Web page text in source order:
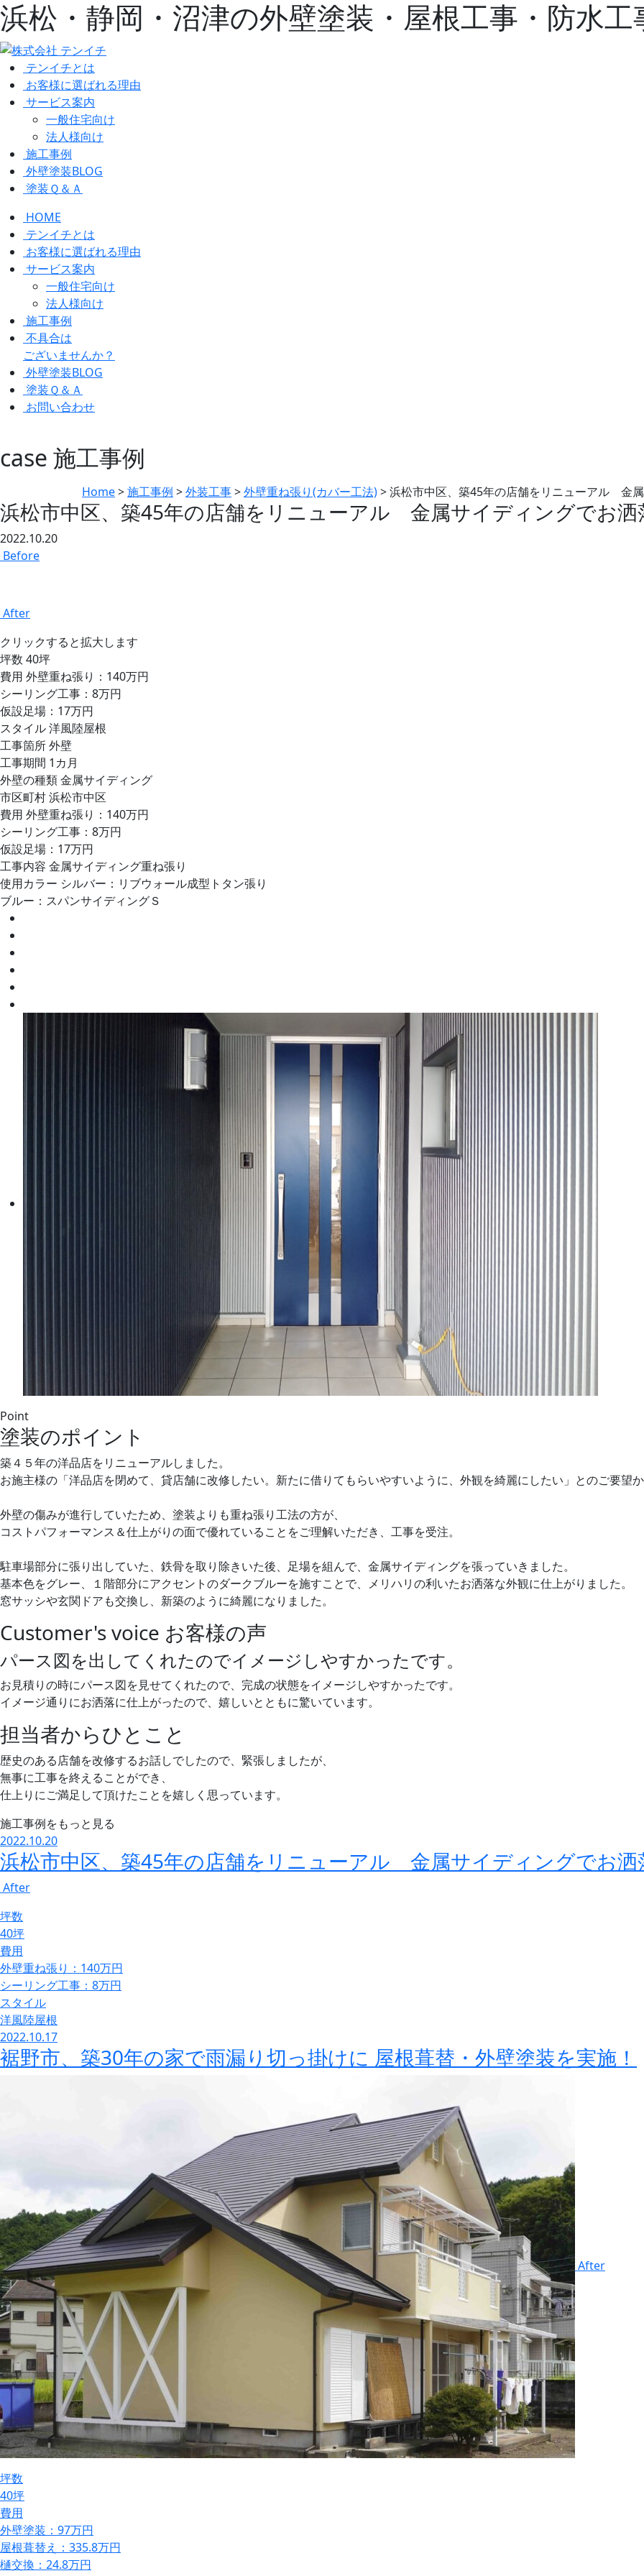
浜松・静岡・沼津の外壁塗装・屋根工事・防水
テンイチとは
お客様に選ばれる理由
サービス案内
一般住宅向け
法人様向け
施工事例
外壁塗装BLOG
塗装Ｑ＆Ａ
HOME
テンイチとは
お客様に選ばれる理由
サービス案内
一般住宅向け
法人様向け
施工事例
不具合は
ございませんか？
外壁塗装BLOG
塗装Ｑ＆Ａ
お問い合わせ
case 施工事例
Home>施工事例 >外装工事>外壁重ね張り(カバー工法)>浜松市中区、築45年の店舗をリニューアル 金
浜松市中区、築45年の店舗をリニューアル 金属サイディングでお洒
2022.10.20
Before
After
クリックすると拡大します
坪数 40坪
費用 外壁重ね張り：140万円
シーリング工事：8万円
仮設足場：17万円
スタイル洋風陸屋根
工事箇所外壁
工事期間 1カ月
外壁の種類金属サイディング
市区町村浜松市中区
費用 外壁重ね張り：140万円
シーリング工事：8万円
仮設足場：17万円
工事内容 金属サイディング重ね張り
使用カラー シルバー：リブウォール成型トタン張り
ブルー：スパンサイディングＳ
Point
塗装のポイント
築４５年の洋品店をリニューアルしました。
お施主様の「洋品店を閉めて、貸店舗に改修したい。新たに借りてもらいやすいように、外観を綺麗にしたい」とのご要望
外壁の傷みが進行していたため、塗装よりも重ね張り工法の方が、
コストパフォーマンス＆仕上がりの面で優れていることをご理解いただき、工事を受注。
駐車場部分に張り出していた、鉄骨を取り除きいた後、足場を組んで、金属サイディングを張っていきました。
基本色をグレー、１階部分にアクセントのダークブルーを施すことで、メリハリの利いたお洒落な外観に仕上がりました。
窓サッシや玄関ドアも交換し、新築のように綺麗になりました。
Customer's voice お客様の声
パース図を出してくれたのでイメージしやすかったです。
お見積りの時にパース図を見せてくれたので、完成の状態をイメージしやすかったです。
イメージ通りにお洒落に仕上がったので、嬉しいとともに驚いています。
担当者からひとこと
歴史のある店舗を改修するお話しでしたので、緊張しましたが、
無事に工事を終えることができ、
仕上りにご満足して頂けたことを嬉しく思っています。
施工事例をもっと見る
2022.10.20
浜松市中区、築45年の店舗をリニューアル 金属サイディングでお洒
After
坪数
40坪
費用
外壁重ね張り：140万円
シーリング工事：8万円
スタイル
洋風陸屋根
2022.10.17
裾野市、築30年の家で雨漏り切っ掛けに 屋根葺替・外壁塗装を実施！
After
坪数
40坪
費用
外壁塗装：97万円
屋根葺替え：335.8万円
樋交換：24.8万円